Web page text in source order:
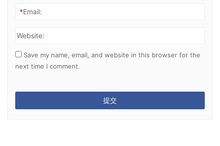
*Email:
Website:
Save my name, email, and website in this browser for the
next time I comment.